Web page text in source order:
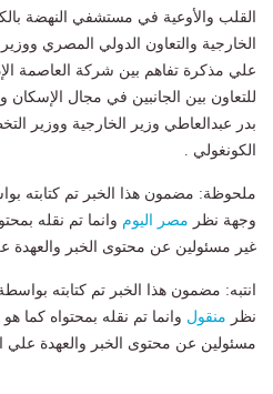
القلب والأوعية في مستشفي النهضة
الخارجية والتعاون الدولي المصري
علي مذكرة تفاهم بين شركة العاصمة
للتعاون بين الجانبين في مجال الإسكان
بدر عبدالعاطي وزير الخارجية ووزير
الكونغولي .
ملحوظة: مضمون هذا الخبر تم كتابته
وجهة نظر مصر اليوم وانما تم نقله
غير مسئولين عن محتوى الخبر والعهدة
انتبه: مضمون هذا الخبر تم كتابته
نظر منقول وانما تم نقله بمحتواه كما
مسئولين عن محتوى الخبر والعهدة علي